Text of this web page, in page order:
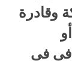
فى